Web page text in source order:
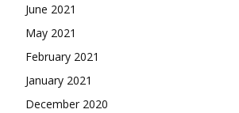
June 2021
May 2021
February 2021
January 2021
December 2020